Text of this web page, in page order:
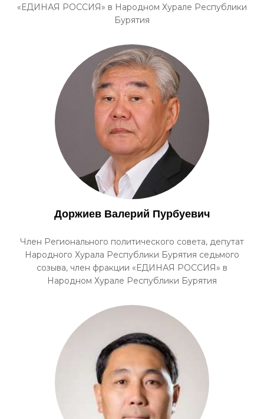
«ЕДИНАЯ РОССИЯ» в Народном Хурале Республики
Бурятия
Доржиев Валерий Пурбуевич
Член Регионального политического совета, депутат
Народного Хурала Республики Бурятия седьмого
созыва, член фракции «ЕДИНАЯ РОССИЯ» в
Народном Хурале Республики Бурятия